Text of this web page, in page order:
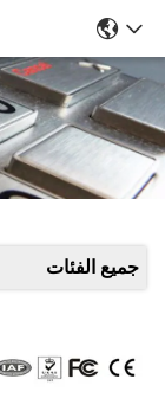
جميع الفئات